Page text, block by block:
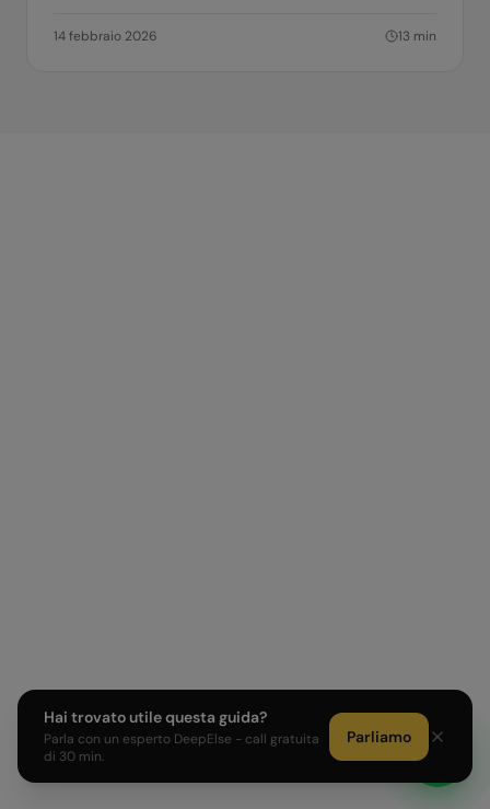
14 febbraio 2026 13 min
Hai trovato utile questa guida?
Parla con un esperto DeepElse - call gratuita
di 30 min.
Parliamo